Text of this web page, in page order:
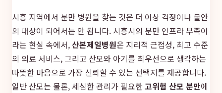
시흥 지역에서 분만 병원을 찾는 것은 더 이상 걱정이나 불안
의 대상이 되어서는 안 됩니다. 시흥시의 분만 인프라 부족이
라는 현실 속에서,산본제일병원은 지리적 근접성, 최고 수준
의 의료 서비스, 그리고 산모와 아기를 최우선으로 생각하는
따뜻한 마음으로 가장 신뢰할 수 있는 선택지를 제공합니다.
일반 산모는 물론, 세심한 관리가 필요한고위험 산모 분만에